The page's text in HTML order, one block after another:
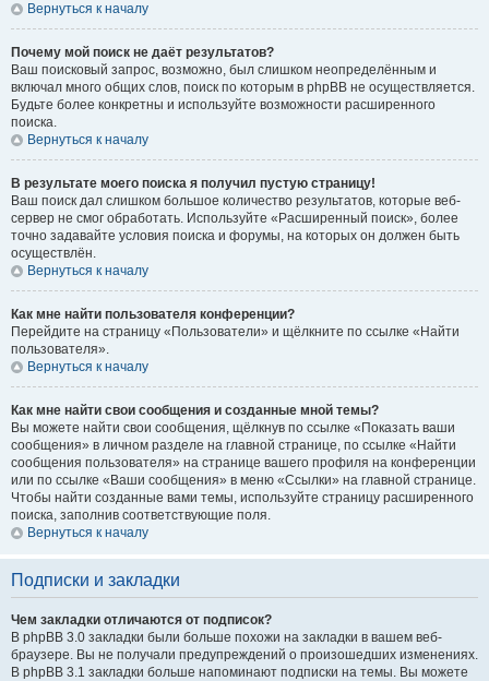
Вернуться к началу
Почему мой поиск не даёт результатов?
Ваш поисковый запрос, возможно, был слишком неопределённым и
включал много общих слов, поиск по которым в phpBB не осуществляется.
Будьте более конкретны и используйте возможности расширенного
поиска.
Вернуться к началу
В результате моего поиска я получил пустую страницу!
Ваш поиск дал слишком большое количество результатов, которые веб-
сервер не смог обработать. Используйте «Расширенный поиск», более
точно задавайте условия поиска и форумы, на которых он должен быть
осуществлён.
Вернуться к началу
Как мне найти пользователя конференции?
Перейдите на страницу «Пользователи» и щёлкните по ссылке «Найти
пользователя».
Вернуться к началу
Как мне найти свои сообщения и созданные мной темы?
Вы можете найти свои сообщения, щёлкнув по ссылке «Показать ваши
сообщения» в личном разделе на главной странице, по ссылке «Найти
сообщения пользователя» на странице вашего профиля на конференции
или по ссылке «Ваши сообщения» в меню «Ссылки» на главной странице.
Чтобы найти созданные вами темы, используйте страницу расширенного
поиска, заполнив соответствующие поля.
Вернуться к началу
Подписки и закладки
Чем закладки отличаются от подписок?
В phpBB 3.0 закладки были больше похожи на закладки в вашем веб-
браузере. Вы не получали предупреждений о произошедших изменениях.
В phpBB 3.1 закладки больше напоминают подписки на темы. Вы можете